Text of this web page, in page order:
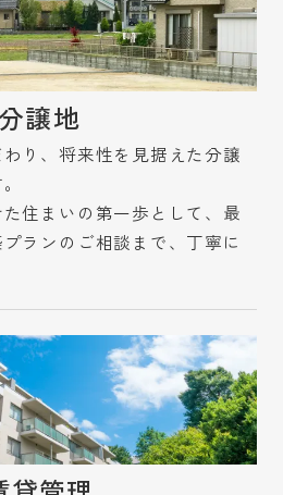
譲地
り、将来性を見据えた分譲
住まいの第一歩として、最
ランのご相談まで、丁寧に